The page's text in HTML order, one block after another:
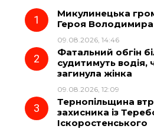
e
o
o
e
g
r
a
Микулинецька
Героя
09.08.2026, 14:46
Фатальний обгін
судитимуть водія,
загинула жінка
09.08.2026, 12:09
Тернопільщина
захисника із
Іскоростенського